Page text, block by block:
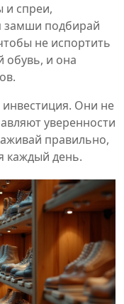
и спреи,
замши подбирай
не испортить
обувь, и она
Они не
уверенности
правильно,
каждый день.